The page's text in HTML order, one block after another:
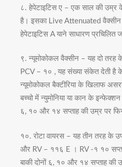
८. हेपेटाइटिस ए – एक साल की उम्र
है। इसका Live Attenuated
हेपेटाइटिस A याने साधारण प्रचिलित
९. न्यूमोकोकल वैक्सीन – यह दो
PCV – १० , यह संख्या संकेत देती है
न्यूमोकोकल बैक्टीरिया के खिलाफ
बच्चो में न्युमोनिया या कान के
६, १० और १४ सप्ताह की उम्र पर
१०. रोटा वायरस – यह तीन तरह के
और RV – ११६ E । RV -१ १०
बाकी दोनों ६, १० और १४ सप्ताह की